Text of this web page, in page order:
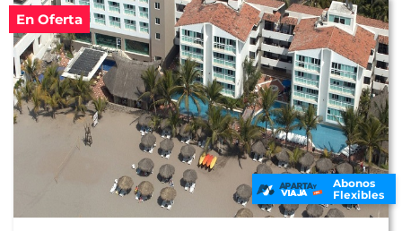
En Oferta
Abonos
Flexibles